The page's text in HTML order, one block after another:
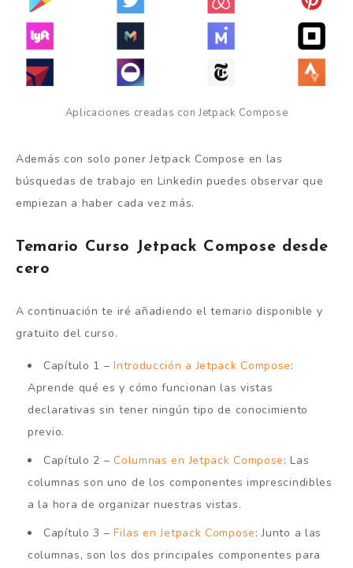
Aplicaciones creadas con Jetpack Compose
Además con solo poner Jetpack Compose en las
búsquedas de trabajo en Linkedin puedes observar que
empiezan a haber cada vez más.
Temario Curso Jetpack Compose desde
cero
A continuación te iré añadiendo el temario disponible y
gratuito del curso.
Capítulo 1 –Introducción a Jetpack Compose:
Aprende qué es y cómo funcionan las vistas
declarativas sin tener ningún tipo de conocimiento
previo.
Capítulo 2 –Columnas en Jetpack Compose: Las
columnas son uno de los componentes imprescindibles
a la hora de organizar nuestras vistas.
Capítulo 3 –Filas en Jetpack Compose: Junto a las
columnas, son los dos principales componentes para